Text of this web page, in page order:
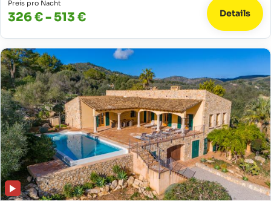
Preis pro Nacht
326 € - 513 € Details